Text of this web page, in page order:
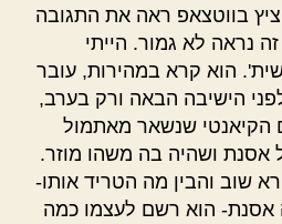
בווטצאפ ראה את התגובה
נראה לא גמור. הייתי
הוא קרא במהירות, עובר
הישיבה הבאה ורק בערב,
שנשאר מאתמול
אסנת ושהיה בה משהו מוזר.
שוב והבין מה הטריד אותו-
אסנת- הוא רשם לעצמו כמה